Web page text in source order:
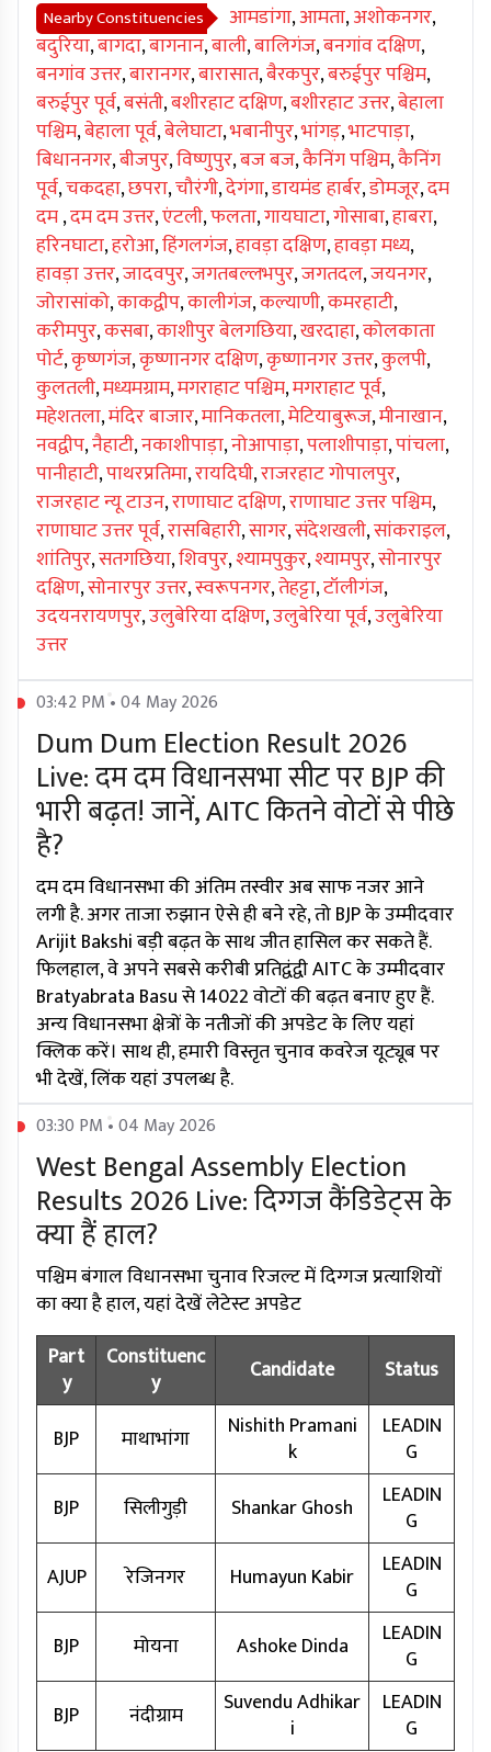
Nearby Constituencies आमडांगा,आमता,अशोकनगर,
बदुरिया,बागदा,बागनान,बाली,बालिगंज,बनगांव दक्षिण,
बनगांव उत्तर,बारानगर,बारासात,बैरकपुर,बरुईपुर पश्चिम,
बरुईपुर पूर्व,बसंती,बशीरहाट दक्षिण,बशीरहाट उत्तर,बेहाला
पश्चिम,बेहाला पूर्व,बेलेघाटा,भबानीपुर,भांगड़,भाटपाड़ा,
बिधाननगर,बीजपुर,विष्णुपुर,बज बज,कैनिंग पश्चिम,कैनिंग
पूर्व,चकदहा,छपरा,चौरंगी,देगंगा,डायमंड हार्बर,डोमजूर,दम
दम,दम दम उत्तर,एंटली,फलता,गायघाटा,गोसाबा,हाबरा,
हरिनघाटा,हरोआ,हिंगलगंज,हावड़ा दक्षिण,हावड़ा मध्य,
हावड़ा उत्तर,जादवपुर,जगतबल्लभपुर,जगतदल,जयनगर,
जोरासांको,काकद्वीप,कालीगंज,कल्याणी,कमरहाटी,
करीमपुर,कसबा,काशीपुर बेलगछिया,खरदाहा,कोलकाता
पोर्ट,कृष्णगंज,कृष्णानगर दक्षिण,कृष्णानगर उत्तर,कुलपी,
कुलतली,मध्यमग्राम,मगराहाट पश्चिम,मगराहाट पूर्व,
महेशतला,मंदिर बाजार,मानिकतला,मेटियाबुरूज,मीनाखान,
नवद्वीप,नैहाटी,नकाशीपाड़ा,नोआपाड़ा,पलाशीपाड़ा,पांचला,
पानीहाटी,पाथरप्रतिमा,रायदिघी,राजरहाट गोपालपुर,
राजरहाट न्यू टाउन,राणाघाट दक्षिण,राणाघाट उत्तर पश्चिम,
राणाघाट उत्तर पूर्व,रासबिहारी,सागर,संदेशखली,सांकराइल,
शांतिपुर,सतगछिया,शिवपुर,श्यामपुकुर,श्यामपुर,सोनारपुर
दक्षिण,सोनारपुर उत्तर,स्वरूपनगर,तेहट्टा,टॉलीगंज,
उदयनरायणपुर,उलुबेरिया दक्षिण,उलुबेरिया पूर्व,उलुबेरिया
उत्तर
03:42 PM • 04 May 2026
Dum Dum Election Result 2026
Live: दम दम विधानसभा सीट पर BJP की
भारी बढ़त! जानें, AITC कितने वोटों से पीछे
है?
दम दम विधानसभा की अंतिम तस्वीर अब साफ नजर आने
लगी है. अगर ताजा रुझान ऐसे ही बने रहे, तो BJP के उम्मीदवार
Arijit Bakshi बड़ी बढ़त के साथ जीत हासिल कर सकते हैं.
फिलहाल, वे अपने सबसे करीबी प्रतिद्वंद्वी AITC के उम्मीदवार
Bratyabrata Basu से 14022 वोटों की बढ़त बनाए हुए हैं.
अन्य विधानसभा क्षेत्रों के नतीजों की अपडेट के लिए यहां
क्लिक करें। साथ ही, हमारी विस्तृत चुनाव कवरेज यूट्यूब पर
भी देखें, लिंक यहां उपलब्ध है.
03:30 PM • 04 May 2026
West Bengal Assembly Election
Results 2026 Live: दिग्गज कैंडिडेट्स के
क्या हैं हाल?
पश्चिम बंगाल विधानसभा चुनाव रिजल्ट में दिग्गज प्रत्याशियों
का क्या है हाल, यहां देखें लेटेस्ट अपडेट
Part
y
Constituenc
y
Candidate Status
BJP माथाभांगा
Nishith Pramani
k
LEADIN
G
BJP
सिलीगुड़ी Shankar Ghosh
LEADIN
G
AJUP
रेजिनगर Humayun Kabir
LEADIN
G
BJP
मोयना Ashoke Dinda
LEADIN
G
BJP
नंदीग्राम
Suvendu Adhikar
i
LEADIN
G